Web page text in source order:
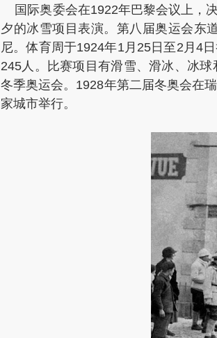
国际奥委会在1922年巴黎会议上，
夕的冰雪项目表演。第八届奥运会东
尼。体育周于1924年1月25日至2月4
245人。比赛项目有滑雪、滑冰、冰
冬季奥运会。1928年第二届冬奥会在
家城市举行。